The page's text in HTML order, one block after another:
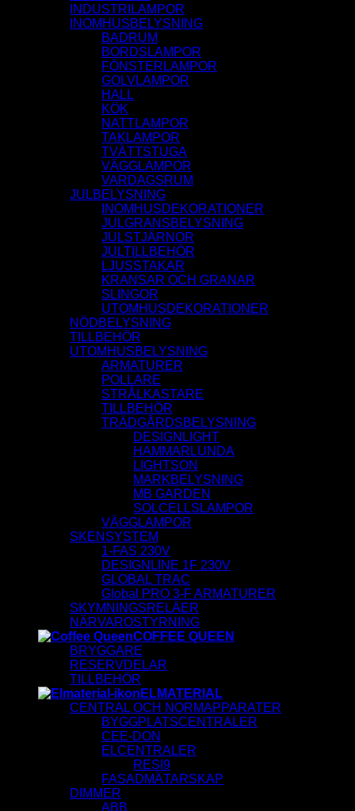
INDUSTRILAMPOR
INOMHUSBELYSNING
BADRUM
BORDSLAMPOR
FÖNSTERLAMPOR
GOLVLAMPOR
HALL
KÖK
NATTLAMPOR
TAKLAMPOR
TVÄTTSTUGA
VÄGGLAMPOR
VARDAGSRUM
JULBELYSNING
INOMHUSDEKORATIONER
JULGRANSBELYSNING
JULSTJÄRNOR
JULTILLBEHÖR
LJUSSTAKAR
KRANSAR OCH GRANAR
SLINGOR
UTOMHUSDEKORATIONER
NÖDBELYSNING
TILLBEHÖR
UTOMHUSBELYSNING
ARMATURER
POLLARE
STRÅLKASTARE
TILLBEHÖR
TRÄDGÅRDSBELYSNING
DESIGNLIGHT
HAMMARLUNDA
LIGHTSON
MARKBELYSNING
MB GARDEN
SOLCELLSLAMPOR
VÄGGLAMPOR
SKENSYSTEM
1-FAS 230V
DESIGNLINE 1F 230V
GLOBAL TRAC
Global PRO 3-F ARMATURER
SKYMNINGSRELÄER
NÄRVAROSTYRNING
COFFEE QUEEN
BRYGGARE
RESERVDELAR
TILLBEHÖR
ELMATERIAL
CENTRAL OCH NORMAPPARATER
BYGGPLATSCENTRALER
CEE-DON
ELCENTRALER
RESI9
FASADMÄTARSKAP
DIMMER
ABB